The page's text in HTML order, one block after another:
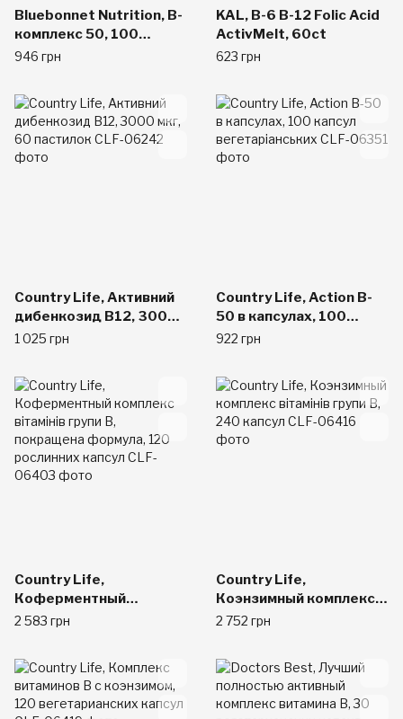
Bluebonnet Nutrition, В-
комплекс 50, 100
капсул в растительной
946 грн
KAL, B-6 B-12 Folic Acid
ActivMelt, 60ct
623 грн
Country Life, Активний
дибенкозид B12, 3000
мкг, 60 пастилок
1 025 грн
Country Life, Action B-
50 в капсулах, 100
капсул вегетаріанських
922 грн
Country Life,
Коферментный
комплекс вітамінів
формула, 120
рослинних капсул
2 583 грн
Country Life,
Коэнзимный комплекс
вітамінів групи B, 240
2 752 грн